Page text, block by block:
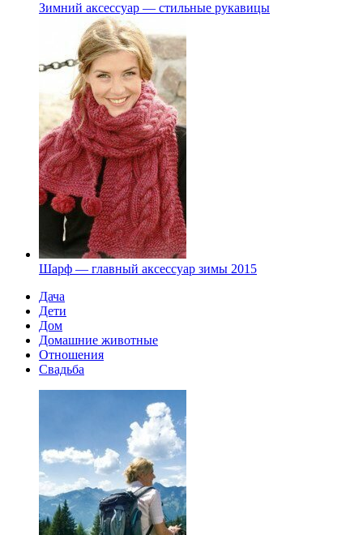
Зимний аксессуар — стильные рукавицы
Шарф — главный аксессуар зимы 2015
Дача
Дети
Дом
Домашние животные
Отношения
Свадьба